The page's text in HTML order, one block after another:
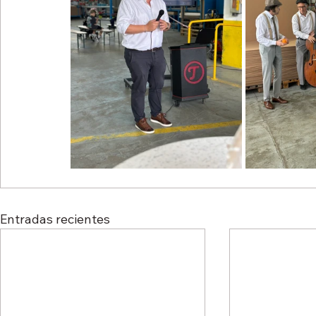
Entradas recientes